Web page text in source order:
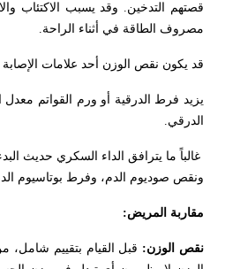
قصتهم التدخين. وقد يسبب الاكتئاب
مصروف الطاقة في أثناء الراحة.
قد يكون نقص الوزن أحد علامات
يزيد فرط الدرقية أو ورم القواتم
الدرقي.
غالباً ما يترافق الداء السكري حديث
ونقص صوديوم الدم، وفرط بوتاسيوم
مقاربة المريض:
نقص الوزن: قبل القيام بتقييم